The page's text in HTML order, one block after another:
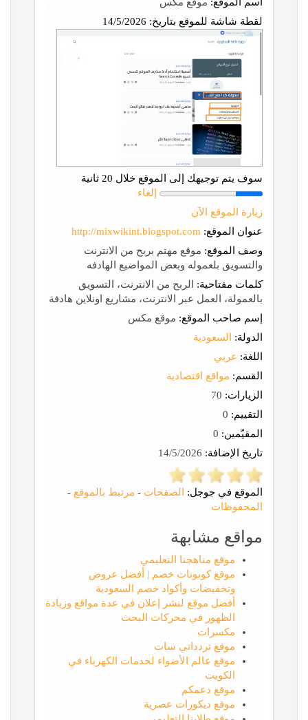
لقطة شاشة للموقع بتاريخ:
سوف يتم توجيهك إلى الموقع خلال 20 ثانية
إلغاء
زيارة الموقع الآن
عنوان الموقع: http://mixwikint.blogspot.com
وصف الموقع: موقع مهتم بربح من الانترنت
والتسويق بلعموله وبعض المواضيع الهادفه
كلمات مفتاحية: الربح من الانترنت، التسويق
بالعمولة، العمل عبر الانترنت، مشاريع اونلاين هادفة
إسم صاحب الموقع: موقع مكس
الدولة:
السعودية
اللغة: عربي
القسم: مواقع اقتصادية
الزيارات:
التقييم:
المقيّمين:
تاريخ الإضافة:
الموقع في جوجل: الصفحات - مرتبط بالموقع -
المحفوظات
مواقع مشابهة
موقع مناهجنا التعليمي
موقع كوبونات خصم | أفضل عروض
وتخفيضات وأكواد خصم السعودية
أفضل موقع لنشر إعلان في عدة مواقع وزيادة
الظهور في محركات البحث
مكسرات
موقع تردداتي سات
موقع عالم الأضواء لخدمات الكهرباء في
الكويت
موقع دعمكم
موقع ديكورات عصرية